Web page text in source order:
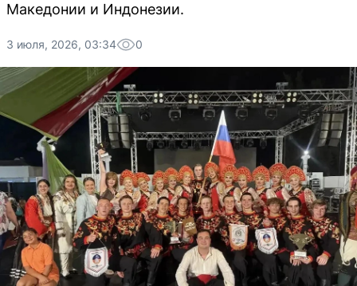
Македонии и Индонезии.
3 июля, 2026, 03:34 0